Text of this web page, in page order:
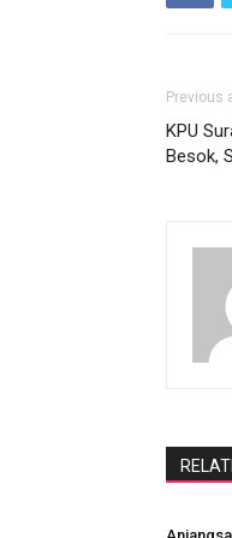
Previous
KPU
Besok,